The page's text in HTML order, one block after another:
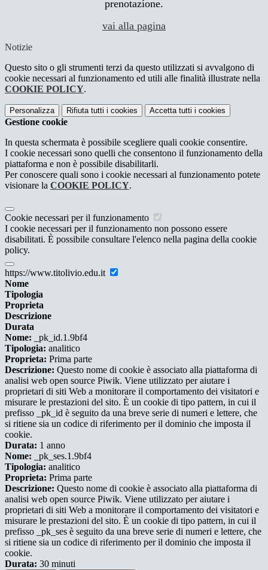
prenotazione.
vai alla pagina
Notizie
Questo sito o gli strumenti terzi da questo utilizzati si avvalgono di
cookie necessari al funzionamento ed utili alle finalità illustrate nella
COOKIE POLICY.
Personalizza Rifiuta tutti i cookies Accetta tutti i cookies
Gestione cookie
In questa schermata è possibile scegliere quali cookie consentire.
I cookie necessari sono quelli che consentono il funzionamento della
piattaforma e non è possibile disabilitarli.
Per conoscere quali sono i cookie necessari al funzionamento potete
visionare la COOKIE POLICY.
Cookie necessari per il funzionamento
I cookie necessari per il funzionamento non possono essere
disabilitati. È possibile consultare l'elenco nella pagina della cookie
policy.
https://www.titolivio.edu.it
Nome
Tipologia
Proprieta
Descrizione
Durata
Nome: _pk_id.1.9bf4
Tipologia: analitico
Proprieta: Prima parte
Descrizione: Questo nome di cookie è associato alla piattaforma di
analisi web open source Piwik. Viene utilizzato per aiutare i
proprietari di siti Web a monitorare il comportamento dei visitatori e
misurare le prestazioni del sito. È un cookie di tipo pattern, in cui il
prefisso _pk_id è seguito da una breve serie di numeri e lettere, che
si ritiene sia un codice di riferimento per il dominio che imposta il
cookie.
Durata: 1 anno
Nome: _pk_ses.1.9bf4
Tipologia: analitico
Proprieta: Prima parte
Descrizione: Questo nome di cookie è associato alla piattaforma di
analisi web open source Piwik. Viene utilizzato per aiutare i
proprietari di siti Web a monitorare il comportamento dei visitatori e
misurare le prestazioni del sito. È un cookie di tipo pattern, in cui il
prefisso _pk_ses è seguito da una breve serie di numeri e lettere, che
si ritiene sia un codice di riferimento per il dominio che imposta il
cookie.
Durata: 30 minuti